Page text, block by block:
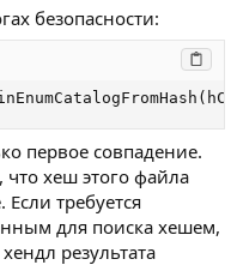
безопасности:
первое совпадение.
хеш этого файла
требуется
для поиска хешем,
результата